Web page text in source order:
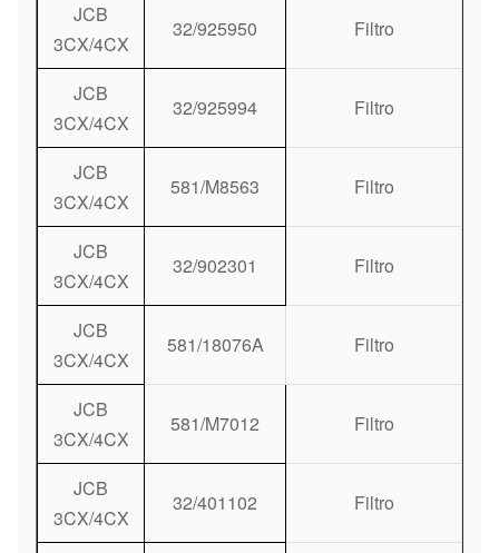
JCB
3CX/4CX
32/925950 Filtro
JCB
3CX/4CX
32/925994 Filtro
JCB
3CX/4CX
581/M8563 Filtro
JCB
3CX/4CX
32/902301 Filtro
JCB
3CX/4CX
581/18076A Filtro
JCB
3CX/4CX
581/M7012 Filtro
JCB
3CX/4CX
32/401102 Filtro